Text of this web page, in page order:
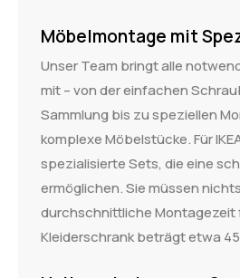
Möbelmontage mit
Unser Team bringt alle
mit – von der einfachen
Sammlung bis zu speziellen
komplexe Möbelstücke. Für
spezialisierte Sets, die eine
ermöglichen. Sie müssen
durchschnittliche Montagezeit
Kleiderschrank beträgt etwa